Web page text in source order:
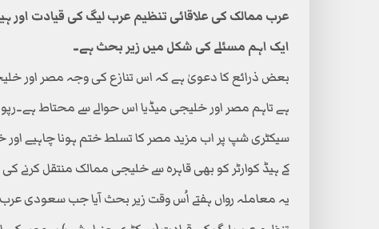
عرب ممالک کی علاقائی تنظیم عرب لیگ کی قیادت اور
ایک اہم مسئلے کی شکل میں زیر بحث ہے۔
بعض ذرائع کا دعویٰ ہے کہ اس تنازع کی وجہ مصر اور
ہے تاہم مصر اور خلیجی میڈیا اس حوالے سے محتاط
سیکٹری شپ پر اب مزید مصر کا تسلط ختم ہونا چاہیے
کے ہیڈ کوارٹر کو بھی قاہرہ سے خلیجی ممالک منتقل کرنے
یہ معاملہ رواں ہفتے اُس وقت زیر بحث آیا جب سعودی